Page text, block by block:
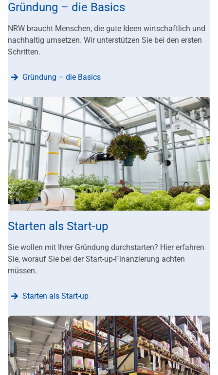
Gründung – die Basics
NRW braucht Menschen, die gute Ideen wirtschaftlich und
nachhaltig umsetzen. Wir unterstützen Sie bei den ersten
Schritten.
Gründung – die Basics
Starten als Start-up
Sie wollen mit Ihrer Gründung durchstarten? Hier erfahren
Sie, worauf Sie bei der Start-up-Finanzierung achten
müssen.
Starten als Start-up